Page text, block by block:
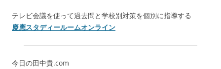
テレビ会議を使って過去問と学校別対策を個別に指導する
慶應スタディールームオンライン
今日の田中貴.com